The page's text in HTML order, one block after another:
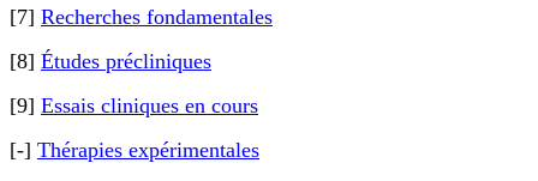
[7] Recherches fondamentales
[8] Études précliniques
[9] Essais cliniques en cours
[-] Thérapies expérimentales